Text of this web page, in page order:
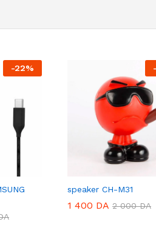
-22% -
speaker CH-M31
1 400 DA 2 000DA